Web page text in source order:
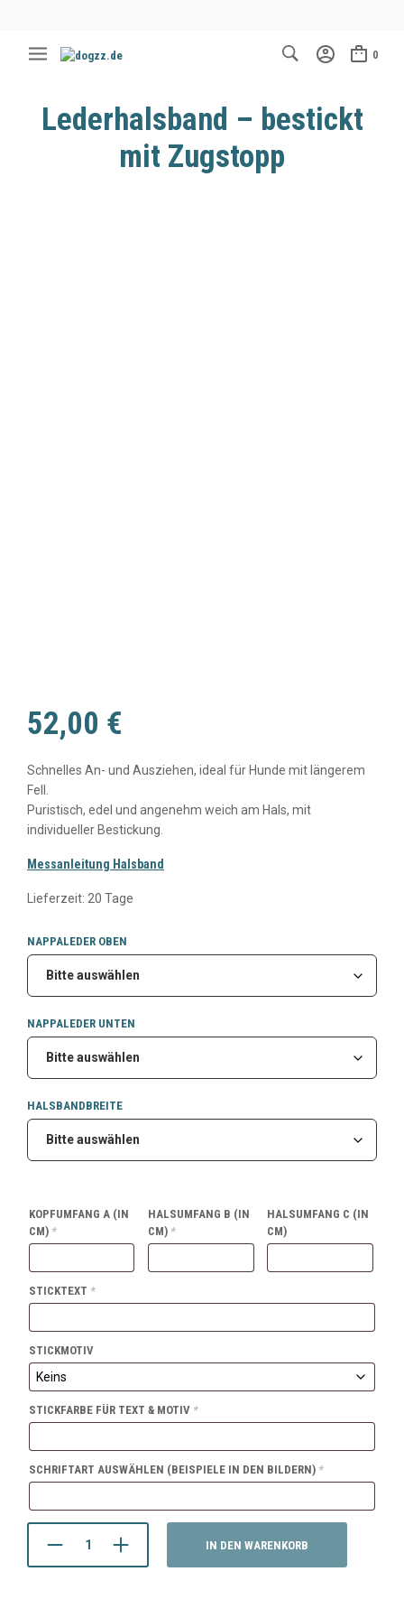
0
Lederhalsband – bestickt
mit Zugstopp
52,00 €
Schnelles An- und Ausziehen, ideal für Hunde mit längerem
Fell.
Puristisch, edel und angenehm weich am Hals, mit
individueller Bestickung.
Messanleitung Halsband
Lieferzeit: 20 Tage
NAPPALEDER OBEN
NAPPALEDER UNTEN
HALSBANDBREITE
KOPFUMFANG A (IN
CM) *
HALSUMFANG B (IN
CM) *
HALSUMFANG C (IN
CM)
STICKTEXT *
STICKMOTIV
STICKFARBE FÜR TEXT & MOTIV *
SCHRIFTART AUSWÄHLEN (BEISPIELE IN DEN BILDERN) *
IN DEN WARENKORB